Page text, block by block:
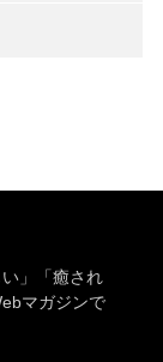
」「癒され
マガジンで